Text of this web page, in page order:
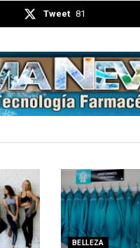
Tweet 81
BELLEZA